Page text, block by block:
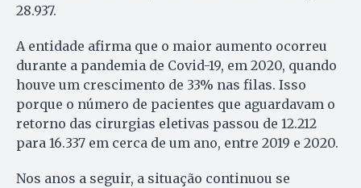
28.937.
A entidade afirma que o maior aumento ocorreu
durante a pandemia de Covid-19, em 2020, quando
houve um crescimento de 33% nas filas. Isso
porque o número de pacientes que aguardavam o
retorno das cirurgias eletivas passou de 12.212
para 16.337 em cerca de um ano, entre 2019 e 2020.
Nos anos a seguir, a situação continuou se